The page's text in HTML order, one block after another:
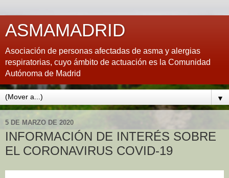
ASMAMADRID
Asociación de personas afectadas de asma y alergias
respiratorias, cuyo ámbito de actuación es la Comunidad
Autónoma de Madrid
▼
5 DE MARZO DE 2020
INFORMACIÓN DE INTERÉS SOBRE
EL CORONAVIRUS COVID-19